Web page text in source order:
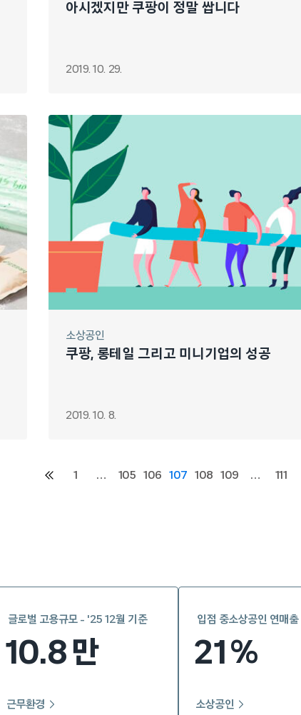
아시겠지만 쿠팡이 정말 쌉니다
2019. 10. 29.
소상공인
쿠팡, 롱테일 그리고 미니기업의 성공
2019. 10. 8.
이전
1 … 105 106 107 108 109 … 111
글로벌 고용규모 - '25 12월 기준
10.8 만
근무환경
입점 중소상공인 연매출
21 %
소상공인